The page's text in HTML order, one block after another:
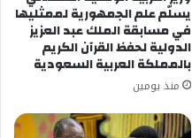
يسلّم علم الجمهورية لممثليها
في مسابقة الملك عبد العزيز
الدولية لحفظ القرآن الكريم
بالمملكة العربية السعودية
منذ يومين